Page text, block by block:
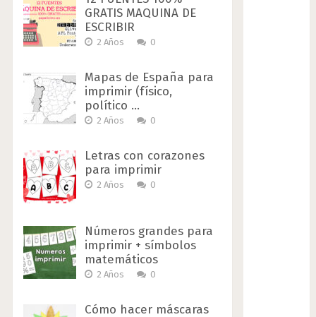
GRATIS MAQUINA DE
ESCRIBIR
2 Años 0
Mapas de España para
imprimir (físico,
político …
2 Años 0
Letras con corazones
para imprimir
2 Años 0
Números grandes para
imprimir + símbolos
matemáticos
2 Años 0
Cómo hacer máscaras